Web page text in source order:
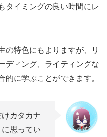
タイミングの良い時間にレ
の特色にもよりますが、リ
ディング、ライティングな
的に学ぶことができます。
カタカナ
思ってい